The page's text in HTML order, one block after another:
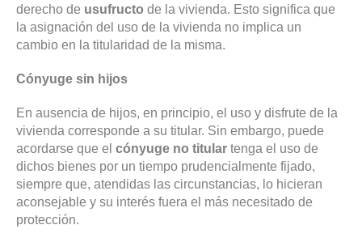
derecho de usufructo de la vivienda. Esto significa que
la asignación del uso de la vivienda no implica un
cambio en la titularidad de la misma.
Cónyuge sin hijos
En ausencia de hijos, en principio, el uso y disfrute de la
vivienda corresponde a su titular. Sin embargo, puede
acordarse que el cónyuge no titular tenga el uso de
dichos bienes por un tiempo prudencialmente fijado,
siempre que, atendidas las circunstancias, lo hicieran
aconsejable y su interés fuera el más necesitado de
protección.